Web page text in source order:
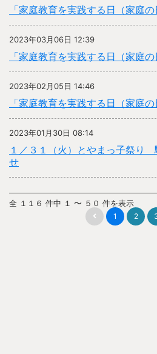
「家庭教育を実践する日（家庭
2023年03月06日 12:39
「家庭教育を実践する日（家庭
2023年02月05日 14:46
「家庭教育を実践する日（家庭
2023年01月30日 08:14
１／３１（火）とやまっ子祭り
せ
全 １１６ 件中 １ 〜 ５０ 件を表示
1 2